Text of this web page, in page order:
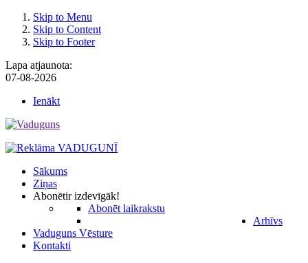
Skip to Menu
Skip to Content
Skip to Footer
Lapa atjaunota:
07-08-2026
Ienākt
Sākums
Ziņas
Abonētir izdevīgāk!
Abonēt laikrakstu
Arhīvs
Vaduguns Vēsture
Kontakti